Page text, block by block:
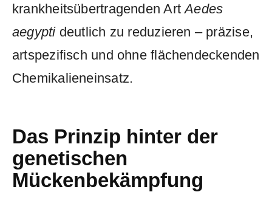
krankheitsübertragenden ArtAedes
aegyptideutlich zu reduzieren – präzise,
artspezifisch und ohne flächendeckenden
Chemikalieneinsatz.
Das Prinzip hinter der
genetischen
Mückenbekämpfung